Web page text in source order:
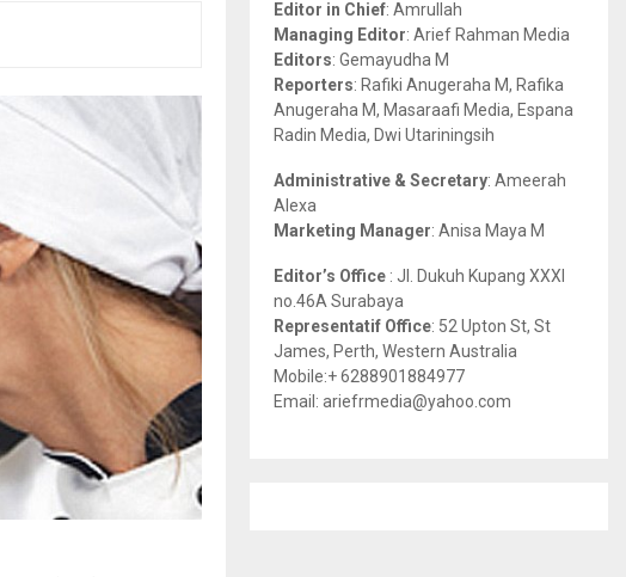
r
:
R
H
Editor in Chief: Amrullah
Managing Editor: Arief Rahman Media
Editors: Gemayudha M
Reporters: Rafiki Anugeraha M, Rafika
Anugeraha M, Masaraafi Media, Espana
Radin Media, Dwi Utariningsih
Administrative & Secretary: Ameerah
Alexa
Marketing Manager: Anisa Maya M
Editor’s Office : Jl. Dukuh Kupang XXXI
no.46A Surabaya
Representatif Office: 52 Upton St, St
James, Perth, Western Australia
Mobile:+ 6288901884977
Email: ariefrmedia@yahoo.com